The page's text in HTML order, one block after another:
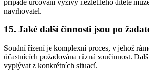
případě určování výživy nezletilého dítěte
navrhovatel.
15. Jaké další činnosti jsou po
Soudní řízení je komplexní proces, v jehož
účastnících požadována různá součinnost.
vyplývat z konkrétních situací.